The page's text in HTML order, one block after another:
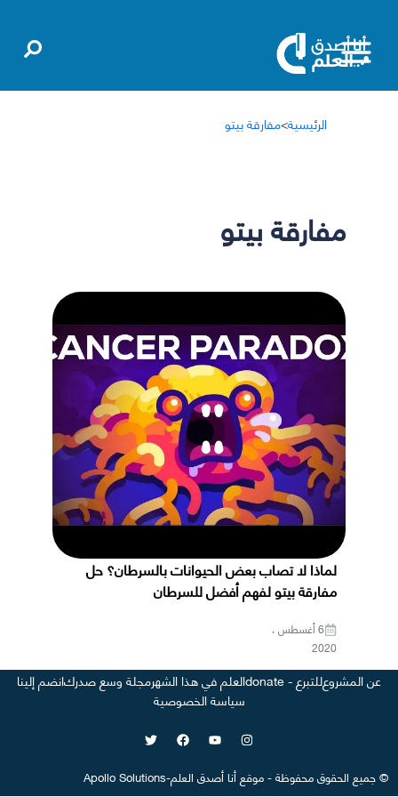
الرئيسية>مفارقة بيتو
مفارقة بيتو
لماذا لا تصاب بعض الحيوانات بالسرطان؟ حل
مفارقة بيتو لفهم أفضل للسرطان
6 أغسطس ،
2020
عن المشروعللتبرع - donate العلم في هذا الشهرمجلة وسع صدركانضم إلينا
سياسة الخصوصية
©جميع الحقوق محفوظة-موقعأنا أصدق العلم-
Apollo Solutions